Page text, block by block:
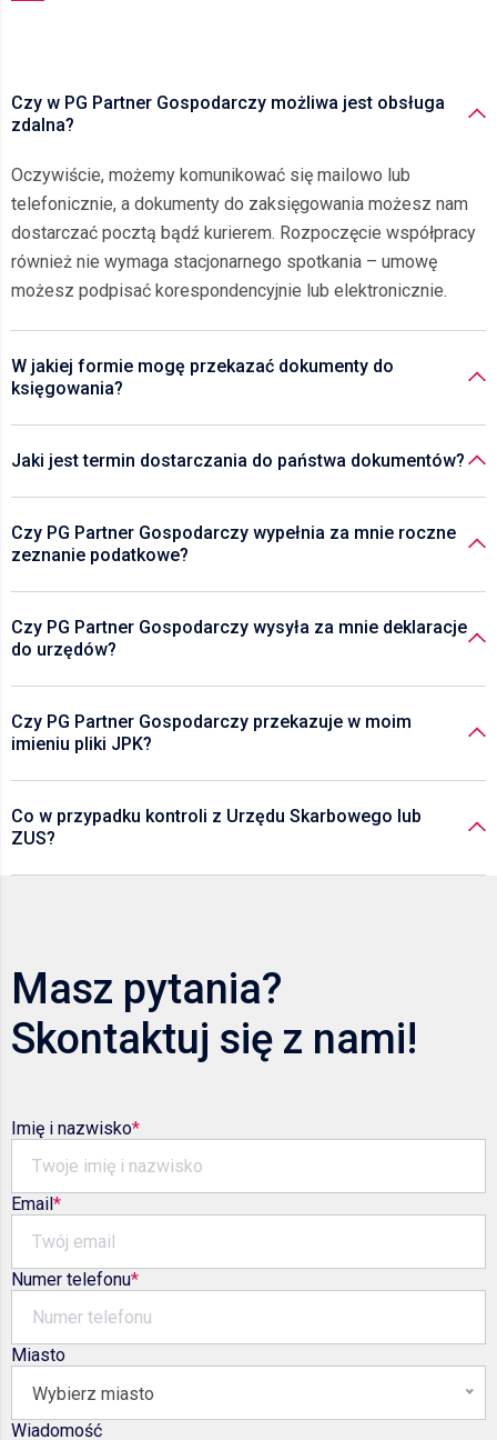
Czy w PG Partner Gospodarczy możliwa jest obsługa
zdalna?
Oczywiście, możemy komunikować się mailowo lub
telefonicznie, a dokumenty do zaksięgowania możesz nam
dostarczać pocztą bądź kurierem. Rozpoczęcie współpracy
również nie wymaga stacjonarnego spotkania – umowę
możesz podpisać korespondencyjnie lub elektronicznie.
W jakiej formie mogę przekazać dokumenty do
księgowania?
Jaki jest termin dostarczania do państwa dokumentów?
Czy PG Partner Gospodarczy wypełnia za mnie roczne
zeznanie podatkowe?
Czy PG Partner Gospodarczy wysyła za mnie deklaracje
do urzędów?
Czy PG Partner Gospodarczy przekazuje w moim
imieniu pliki JPK?
Co w przypadku kontroli z Urzędu Skarbowego lub
ZUS?
Masz pytania?
Skontaktuj się z nami!
Imię i nazwisko
Email
Numer telefonu
Miasto
Wybierz miasto
Wiadomość